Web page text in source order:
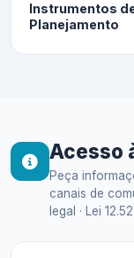
Instrumentos
Planejamento
Acesso
Peça
canais de
legal · Lei